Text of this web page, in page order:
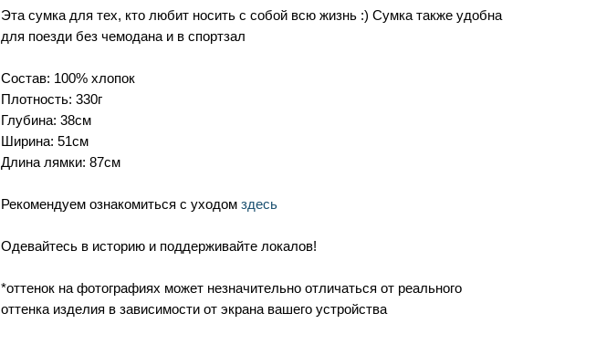
Эта сумка для тех, кто любит носить с собой всю жизнь :) Сумка также удобна
для поезди без чемодана и в спортзал
Состав: 100% хлопок
Плотность: 330г
Глубина: 38см
Ширина: 51см
Длина лямки: 87см
Рекомендуем ознакомиться с уходом здесь
Одевайтесь в историю и поддерживайте локалов!
*оттенок на фотографиях может незначительно отличаться от реального
оттенка изделия в зависимости от экрана вашего устройства